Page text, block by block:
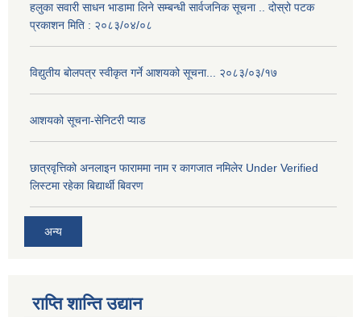
हलुका सवारी साधन भाडामा लिने सम्बन्धी सार्वजनिक सूचना .. दोस्रो पटक
प्रकाशन मिति : २०८३/०४/०८
विद्युतीय बोलपत्र स्वीकृत गर्ने आशयको सूचना... २०८३/०३/१७
आशयको सूचना-सेनिटरी प्याड
छात्रवृत्तिको अनलाइन फाराममा नाम र कागजात नमिलेर Under Verified
लिस्टमा रहेका बिद्यार्थी बिवरण
अन्य
राप्ति शान्ति उद्यान